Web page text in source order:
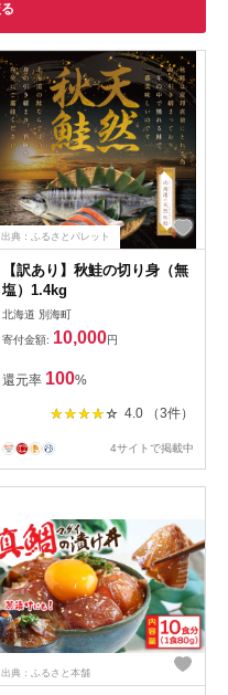
出典：ふるさとパレット
【訳あり】秋鮭の切り身（無
塩）1.4kg
北海道 別海町
寄付金額: 10,000円
還元率 100%
4.0 （3件）
4サイトで掲載中
出典：ふるさと本舗